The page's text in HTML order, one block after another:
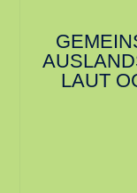
LAUT